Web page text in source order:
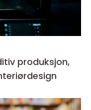
produksjon,